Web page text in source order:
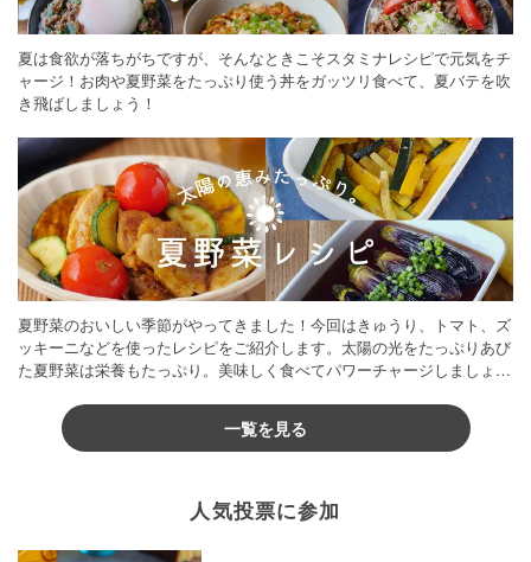
夏は食欲が落ちがちですが、そんなときこそスタミナレシピで元気をチ
ャージ！お肉や夏野菜をたっぷり使う丼をガッツリ食べて、夏バテを吹
き飛ばしましょう！
夏野菜のおいしい季節がやってきました！今回はきゅうり、トマト、ズ
ッキーニなどを使ったレシピをご紹介します。太陽の光をたっぷりあび
た夏野菜は栄養もたっぷり。美味しく食べてパワーチャージしましょう
一覧を見る
人気投票に参加